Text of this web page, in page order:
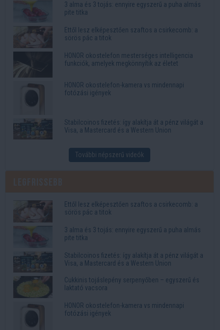
3 alma és 3 tojás: ennyire egyszerű a puha almás
pite titka
Ettől lesz elképesztően szaftos a csirkecomb: a
sörös pác a titok
HONOR okostelefon mesterséges intelligencia
funkciók, amelyek megkönnyítik az életet
HONOR okostelefon-kamera vs mindennapi
fotózási igények
Stabilcoinos fizetés: így alakítja át a pénz világát a
Visa, a Mastercard és a Western Union
További népszerű videók
Ettől lesz elképesztően szaftos a csirkecomb: a
sörös pác a titok
3 alma és 3 tojás: ennyire egyszerű a puha almás
pite titka
Stabilcoinos fizetés: így alakítja át a pénz világát a
Visa, a Mastercard és a Western Union
Cukkinis tojáslepény serpenyőben – egyszerű és
laktató vacsora
HONOR okostelefon-kamera vs mindennapi
fotózási igények